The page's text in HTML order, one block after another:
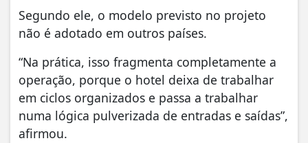
Segundo ele, o modelo previsto no projeto
não é adotado em outros países.
“Na prática, isso fragmenta completamente a
operação, porque o hotel deixa de trabalhar
em ciclos organizados e passa a trabalhar
numa lógica pulverizada de entradas e saídas”,
afirmou.